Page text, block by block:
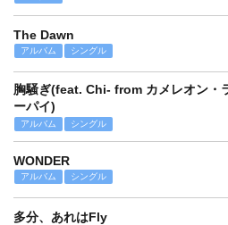
The Dawn
アルバム シングル
胸騒ぎ(feat. Chi- from カメレオン・
ーパイ)
アルバム シングル
WONDER
アルバム シングル
多分、あれはFly